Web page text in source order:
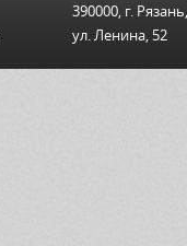
390000, г. Рязань,
ул. Ленина, 52